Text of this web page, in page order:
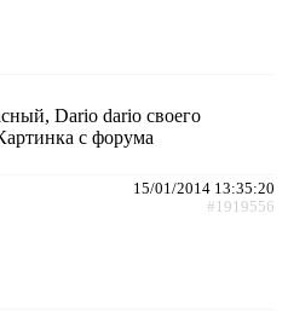
Dario dario своего
15/01/2014 13:35:20
#1919556